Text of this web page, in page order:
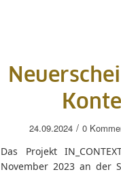
24.09.2024 / 0
Das Projekt
November 2023 an der